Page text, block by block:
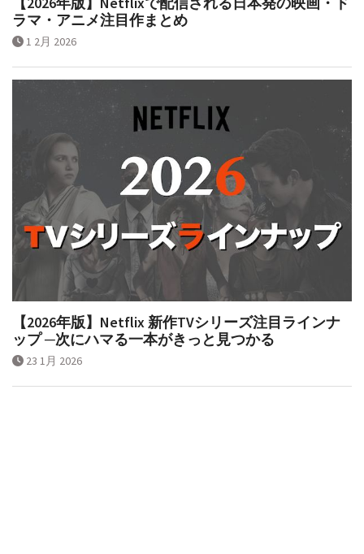
ラマ・アニメ注目作まとめ
1 2月 2026
【2026年版】Netflix 新作TVシリーズ注目ラインナ
ップ ─次にハマる一本がきっと見つかる
23 1月 2026